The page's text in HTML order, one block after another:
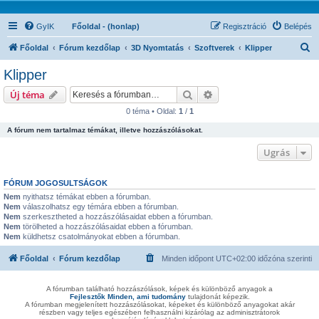
GyIK Főoldal - (honlap) Belépés
Regisztráció
Főoldal Fórum kezdőlap 3D Nyomtatás Szoftverek Klipper
Klipper
Új téma Keresés
0 téma • Oldal: 1 / 1
A fórum nem tartalmaz témákat, illetve hozzászólásokat.
Ugrás
FÓRUM JOGOSULTSÁGOK
Nem nyithatsz témákat ebben a fórumban.
Nem válaszolhatsz egy témára ebben a fórumban.
Nem szerkesztheted a hozzászólásaidat ebben a fórumban.
Nem törölheted a hozzászólásaidat ebben a fórumban.
Nem küldhetsz csatolmányokat ebben a fórumban.
Főoldal Fórum kezdőlap Minden időpont UTC+02:00 időzóna szerinti
A fórumban található hozzászólások, képek és különböző anyagok a
Fejlesztők Minden, ami tudománytulajdonát képezik.
A fórumban megjelenített hozzászólásokat, képeket és különböző anyagokat akár
részben vagy teljes egészében felhasználni kizárólag az adminisztrátorok